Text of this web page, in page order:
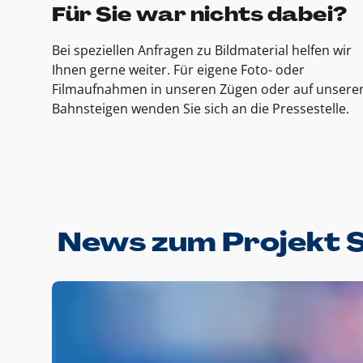
Für Sie war nichts dabei?
Bei speziellen Anfragen zu Bildmaterial helfen wir
Ihnen gerne weiter. Für eigene Foto- oder
Filmaufnahmen in unseren Zügen oder auf
Bahnsteigen wenden Sie sich an die Pressestelle.
News zum Projekt